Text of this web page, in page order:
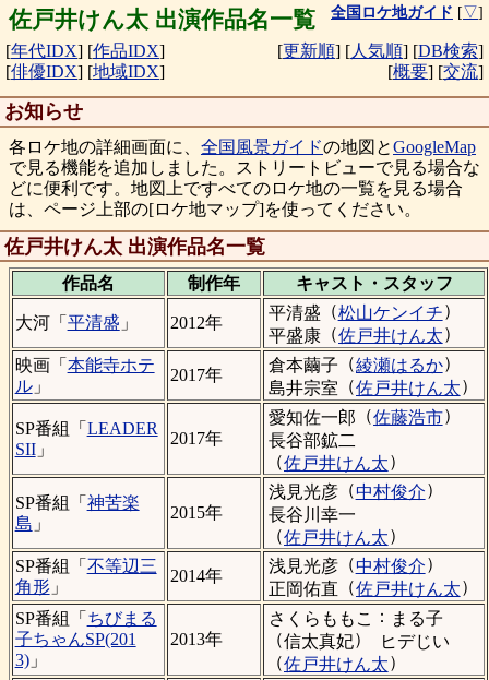
佐戸井けん太 出演作品名一覧 全国ロケ地ガイド [▽]
[年代IDX] [作品IDX]
[俳優IDX] [地域IDX]
[更新順] [人気順] [DB検索]
[概要] [交流]
お知らせ
各ロケ地の詳細画面に、 全国風景ガイドの地図とGoogleMap
で見る機能を追加しました。ストリートビューで見る場合な
どに便利です。地図上ですべてのロケ地の一覧を見る場合
は、ページ上部の[ロケ地マップ]を使ってください。
佐戸井けん太 出演作品名一覧
作品名 制作年 キャスト・ スタッフ
大河「 平清盛 」 2012年
平清盛 （松山ケンイチ）
平盛康（佐戸井けん太）
映画「 本能寺ホテ
ル」
2017年
倉本繭子 （綾瀬はるか）
島井宗室 （佐戸井けん太）
SP番組「 LEADER
SII」
2017年
愛知佐一郎 （佐藤浩市）
長谷部鉱二
（佐戸井けん太）
SP番組「 神苦楽
島 」
2015年
浅見光彦（中村俊介）
長谷川幸一
（佐戸井けん太）
SP番組「 不等辺三
角形」
2014年
浅見光彦（中村俊介）
正岡佑直 （佐戸井けん太）
SP番組「 ちびまる
子ちゃんSP(201
3)」
2013年
さくらももこ ： まる子
（信太真妃）
ヒデじい
（佐戸井けん太）